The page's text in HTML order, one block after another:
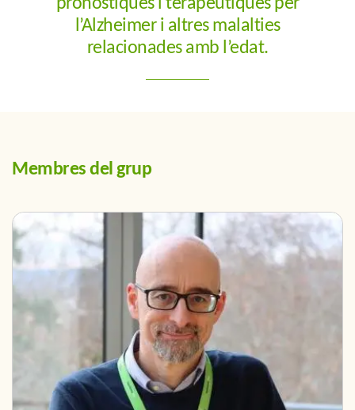
l’Alzheimer i altres malalties
relacionades amb l’edat.
Membres del grup